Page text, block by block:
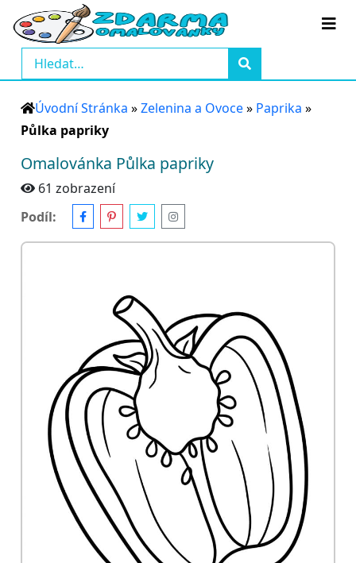
Úvodní Stránka »Zelenina a Ovoce» Paprika »
Půlka papriky
Omalovánka Půlka papriky
61 zobrazení
Podíl: